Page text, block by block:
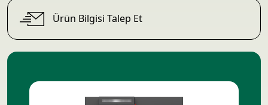
Ürün Bilgisi Talep Et